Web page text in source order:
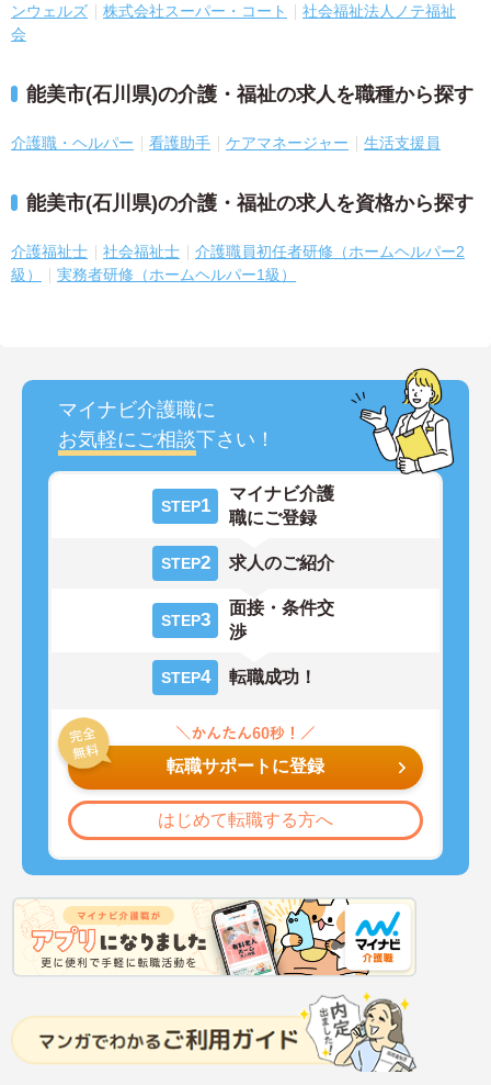
ンウェルズ
株式会社スーパー・コート
社会福祉法人ノテ福祉
会
能美市(石川県)の介護・福祉の求人を職種から探す
介護職・ヘルパー 看護助手 ケアマネージャー 生活支援員
能美市(石川県)の介護・福祉の求人を資格から探す
介護福祉士 社会福祉士
介護職員初任者研修（ホームヘルパー2
級）
実務者研修（ホームヘルパー1級）
マイナビ介護職に
お気軽にご相談下さい！
STEP1
マイナビ介護
職にご登録
STEP2 求人のご紹介
STEP3
面接・条件交
渉
STEP4 転職成功！
転職サポートに登録
はじめて転職する方へ